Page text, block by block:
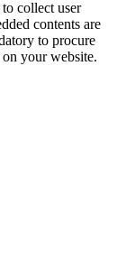
collect user
contents are
to procure
your website.